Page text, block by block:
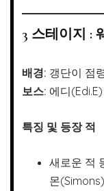
3 스테이지 :
배경: 갱단이 점
보스: 에디(Edi.E)
특징 및 등장 적
새로운 적
몬(Simons)